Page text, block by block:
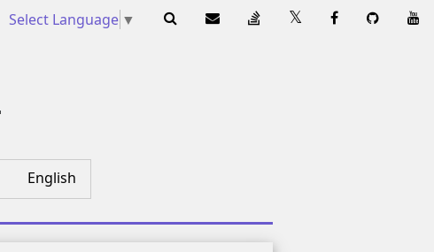
Select Language ▼
English